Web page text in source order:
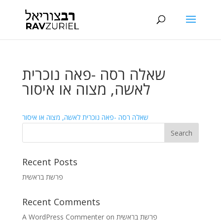
שאלה רסה -פאה נוכרית
לאשה, מצוה או איסור
שאלה רסה -פאה נוכרית לאשה, מצוה או איסור
Recent Posts
פרשת בראשית
Recent Comments
A WordPress Commenteron פרשת בראשית